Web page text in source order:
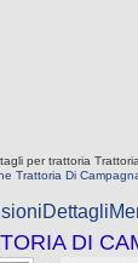
per trattoria
Trattoria Di
Dettagli
DI